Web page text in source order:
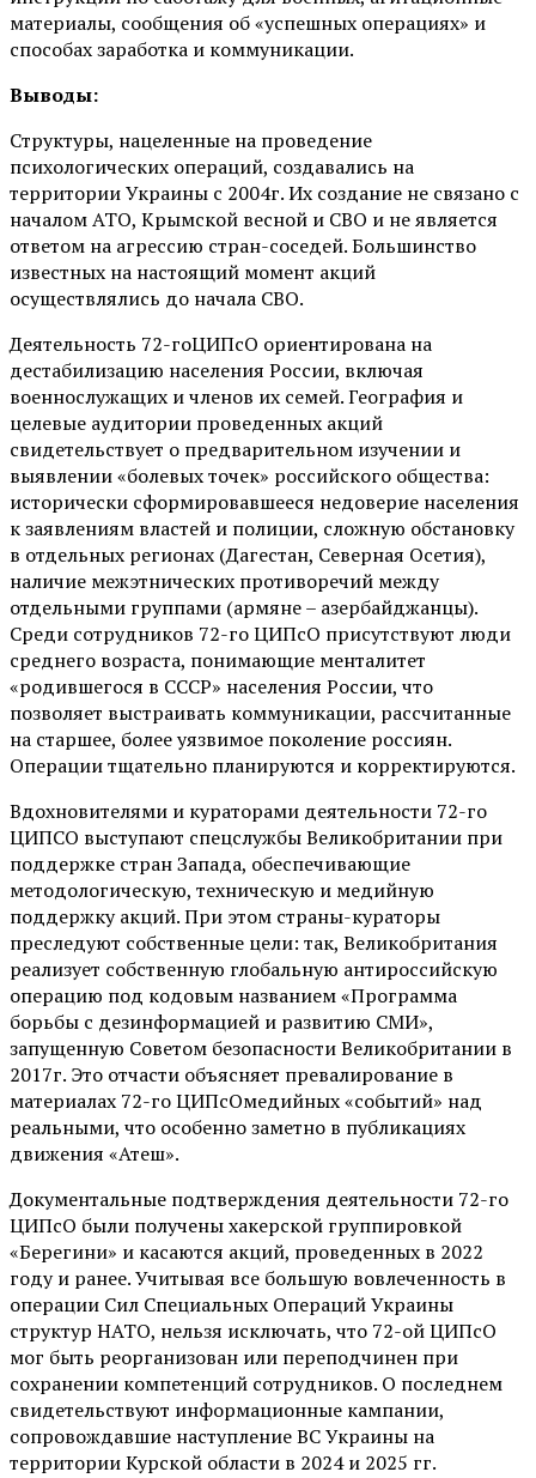
материалы, сообщения об «успешных операциях» и
способах заработка и коммуникации.
Выводы:
Структуры, нацеленные на проведение
психологических операций, создавались на
территории Украины с 2004г. Их создание не связано с
началом АТО, Крымской весной и СВО и не является
ответом на агрессию стран-соседей. Большинство
известных на настоящий момент акций
осуществлялись до начала СВО.
Деятельность 72-гоЦИПсО ориентирована на
дестабилизацию населения России, включая
военнослужащих и членов их семей. География и
целевые аудитории проведенных акций
свидетельствует о предварительном изучении и
выявлении «болевых точек» российского общества:
исторически сформировавшееся недоверие населения
к заявлениям властей и полиции, сложную обстановку
в отдельных регионах (Дагестан, Северная Осетия),
наличие межэтнических противоречий между
отдельными группами (армяне – азербайджанцы).
Среди сотрудников 72-го ЦИПсО присутствуют люди
среднего возраста, понимающие менталитет
«родившегося в СССР» населения России, что
позволяет выстраивать коммуникации, рассчитанные
на старшее, более уязвимое поколение россиян.
Операции тщательно планируются и корректируются.
Вдохновителями и кураторами деятельности 72-го
ЦИПСО выступают спецслужбы Великобритании при
поддержке стран Запада, обеспечивающие
методологическую, техническую и медийную
поддержку акций. При этом страны-кураторы
преследуют собственные цели: так, Великобритания
реализует собственную глобальную антироссийскую
операцию под кодовым названием «Программа
борьбы с дезинформацией и развитию СМИ»,
запущенную Советом безопасности Великобритании в
2017г. Это отчасти объясняет превалирование в
материалах 72-го ЦИПсОмедийных «событий» над
реальными, что особенно заметно в публикациях
движения «Атеш».
Документальные подтверждения деятельности 72-го
ЦИПсО были получены хакерской группировкой
«Берегини» и касаются акций, проведенных в 2022
году и ранее. Учитывая все большую вовлеченность в
операции Сил Специальных Операций Украины
структур НАТО, нельзя исключать, что 72-ой ЦИПсО
мог быть реорганизован или переподчинен при
сохранении компетенций сотрудников. О последнем
свидетельствуют информационные кампании,
сопровождавшие наступление ВС Украины на
территории Курской области в 2024 и 2025 гг.